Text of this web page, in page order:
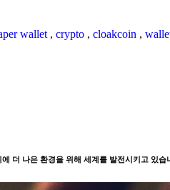
wallet , crypto , cloakcoin ,
더 나은 환경을 위해 세계를 발전시키고 있습